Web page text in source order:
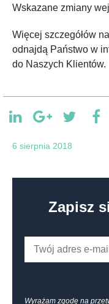
Wskazane zmiany
Więcej szczegółów
odnajdą Państwo w
do Naszych Klientów.
6 sierpnia 2018
Zapisz
Wyrażam zgodę na